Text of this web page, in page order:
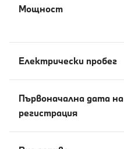
Мощност
Eлектрически пробег
Първоначална дата на
регистрация